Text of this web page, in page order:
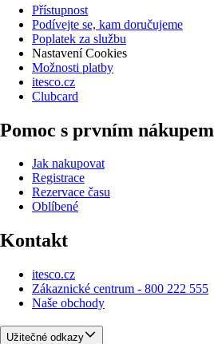
Přístupnost
Podívejte se, kam doručujeme
Poplatek za službu
Nastavení Cookies
Možnosti platby
itesco.cz
Clubcard
Pomoc s prvním nákupem
Jak nakupovat
Registrace
Rezervace času
Oblíbené
Kontakt
itesco.cz
Zákaznické centrum - 800 222 555
Naše obchody
Užitečné odkazy